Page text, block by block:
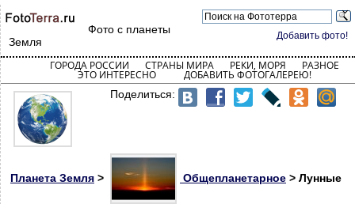
Добавить фото!
Фото с планеты
Земля
ГОРОДА РОССИИ СТРАНЫ МИРА РЕКИ, МОРЯ РАЗНОЕ
ЭТО ИНТЕРЕСНО ДОБАВИТЬ ФОТОГАЛЕРЕЮ!
Поделиться:
Планета Земля > Общепланетарное > Лунные